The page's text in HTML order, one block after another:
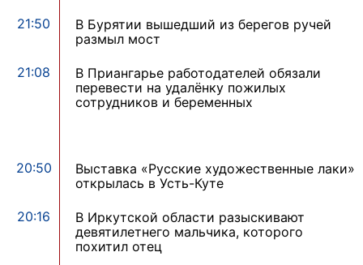
21:50
В Бурятии вышедший из берегов ручей
размыл мост
21:08
В Приангарье работодателей обязали
перевести на удалёнку пожилых
сотрудников и беременных
20:50
Выставка «Русские художественные лаки»
открылась в Усть-Куте
20:16
В Иркутской области разыскивают
девятилетнего мальчика, которого
похитил отец